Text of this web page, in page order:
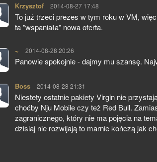
Krzysztof pisze:
2014-08-27 17:48
To już trzeci prezes w tym roku w VM,
ta "wspaniała" nowa oferta.
~ pisze:
2014-08-28 20:26
Panowie spokojnie - dajmy mu szansę.
Boss pisze:
2014-08-28 21:31
Niestety ostatnie pakiety Virgin nie
choćby Nju Mobile czy też Red Bull.
zagranicznego, który nie ma pojęcia na
dzisiaj nie rozwijają to marnie kończą jak